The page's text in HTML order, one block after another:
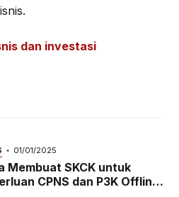
dan investasi
01/01/2025
Membuat SKCK untuk
CPNS dan P3K Offline